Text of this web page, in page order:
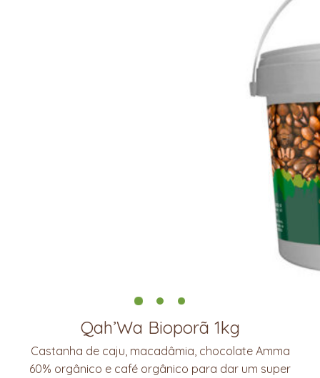
Qah’Wa Bioporã 1kg
Castanha de caju, macadâmia, chocolate Amma
60% orgânico e café orgânico para dar um super